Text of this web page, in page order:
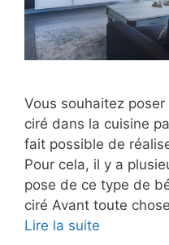
Vous souhaitez
ciré dans la cuisine
fait possible de
Pour cela, il y a
pose de ce type de
ciré Avant toute
Lire la suite